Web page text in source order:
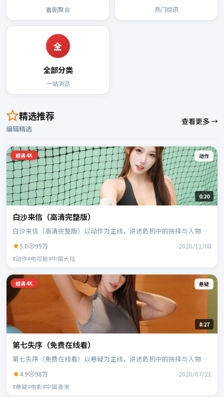
番剧聚合 热门综讯
全
全部分类
一站浏览
精选推荐
编辑精选
查看更多 →
超清4K 动作
0:20
白沙来信（高清完整版）
白沙来信（高清完整版）以动作为主线，讲述危机中的抉择与人物成
5.0 99万 2020/11/08
#动作#电视剧#中国大陆
超清4K 悬疑
8:27
第七失序（免费在线看）
第七失序（免费在线看）以悬疑为主线，讲述危机中的抉择与人物成
4.9 98万 2020/07/21
#悬疑#电影#中国香港